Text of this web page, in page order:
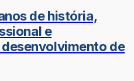
de história,
e
de